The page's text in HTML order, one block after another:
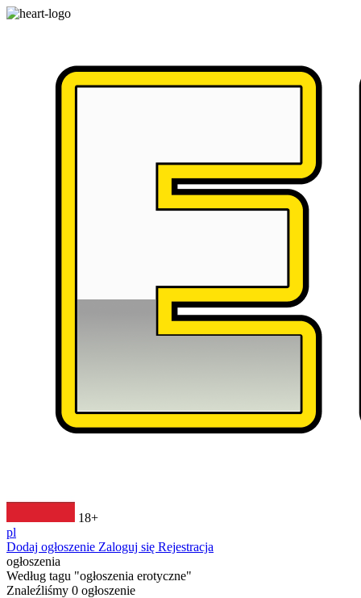
18+
pl
Dodaj ogłoszenie Zaloguj się Rejestracja
ogłoszenia
Według tagu "ogłoszenia erotyczne"
Znaleźliśmy 0 ogłoszenie